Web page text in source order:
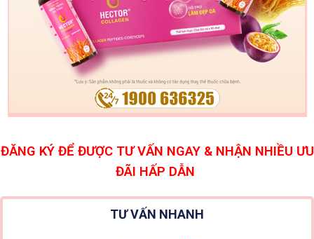
ĐĂNG KÝ ĐỂ ĐƯỢC TƯ VẤN NGAY & NHẬN NHIỀU ƯU
ĐÃI HẤP DẪN
TƯ VẤN NHANH